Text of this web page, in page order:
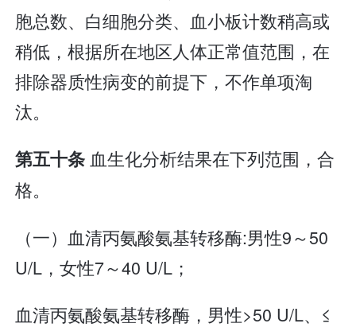
胞总数、白细胞分类、血小板计数稍高或
稍低，根据所在地区人体正常值范围，在
排除器质性病变的前提下，不作单项淘
汰。
第五十条血生化分析结果在下列范围，合
格。
（一）血清丙氨酸氨基转移酶:男性9～50
U/L，女性7～40 U/L；
血清丙氨酸氨基转移酶，男性>50 U/L、≤